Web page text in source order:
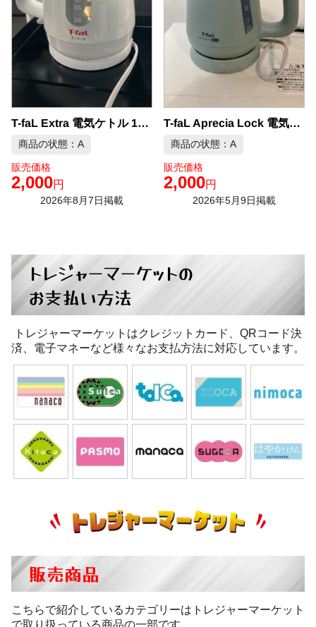
T-faL Extra 電気ケトル 1L 中古品販売
商品の状態：A
販売価格
2,000円
2026年8月7日掲載
T-faL Aprecia Lock 電気ケトル 0.8L 中古品販売
商品の状態：A
販売価格
2,000円
2026年5月9日掲載
トレジャーマーケットの
お支払い方法
トレジャーマーケットはクレジットカード、QRコード決
済、電子マネーなど様々なお支払方法に対応しています。
販売商品
こちらで紹介しているカテゴリーはトレジャーマーケット
で取り扱っている商品の一部です。